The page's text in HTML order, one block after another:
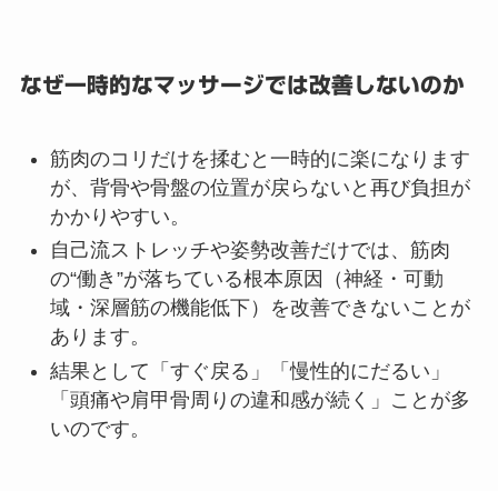
なぜ一時的なマッサージでは改善しないのか
筋肉のコリだけを揉むと一時的に楽になります
が、背骨や骨盤の位置が戻らないと再び負担が
かかりやすい。
自己流ストレッチや姿勢改善だけでは、筋肉
の“働き”が落ちている根本原因（神経・可動
域・深層筋の機能低下）を改善できないことが
あります。
結果として「すぐ戻る」「慢性的にだるい」
「頭痛や肩甲骨周りの違和感が続く」ことが多
いのです。